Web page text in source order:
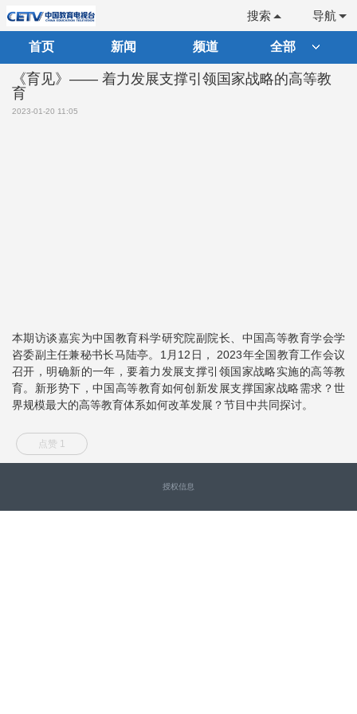
导航
搜索
首页 新闻 频道 全部
《育见》—— 着力发展支撑引领国家战略的高等教
育
2023-01-20 11:05
本期访谈嘉宾为中国教育科学研究院副院长、中国高等教育学会学
咨委副主任兼秘书长马陆亭。1月12日， 2023年全国教育工作会议
召开，明确新的一年，要着力发展支撑引领国家战略实施的高等教
育。新形势下，中国高等教育如何创新发展支撑国家战略需求？世
界规模最大的高等教育体系如何改革发展？节目中共同探讨。
点赞 1
授权信息